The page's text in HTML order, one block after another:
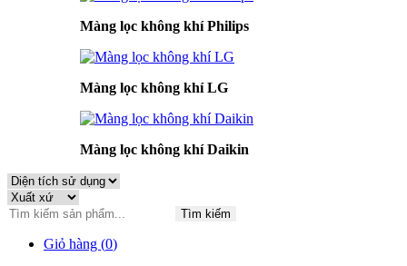
Màng lọc không khí Philips
Màng lọc không khí LG
Màng lọc không khí Daikin
Tìm kiếm
Giỏ hàng (0)